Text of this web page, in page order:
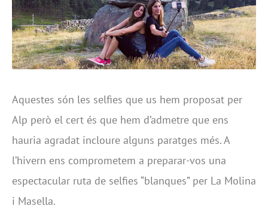
Aquestes són les selfies que us hem proposat per
Alp però el cert és que hem d’admetre que ens
hauria agradat incloure alguns paratges més. A
l’hivern ens comprometem a preparar-vos una
espectacular ruta de selfies “blanques” per La Molina
i Masella.